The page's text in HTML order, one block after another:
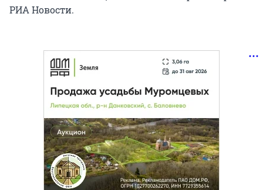
РИА Новости.